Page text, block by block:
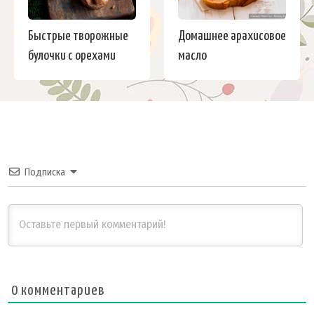
Быстрые творожные
булочки с орехами
Домашнее арахисовое
масло
Подписка
0 комментариев